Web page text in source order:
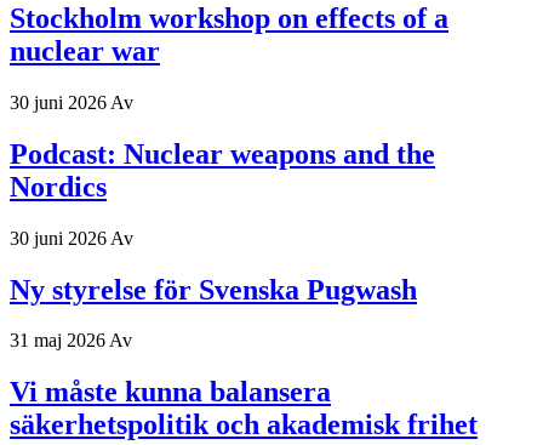
Stockholm workshop on effects of a
nuclear war
30 juni 2026 Av
Podcast: Nuclear weapons and the
Nordics
30 juni 2026 Av
Ny styrelse för Svenska Pugwash
31 maj 2026Av
Vi måste kunna balansera
säkerhetspolitik och akademisk frihet